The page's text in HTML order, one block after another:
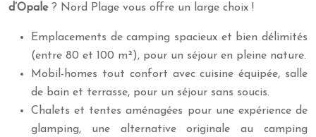
d’Opale ? Nord Plage vous offre un large choix !
Emplacements de camping spacieux et bien délimités
(entre 80 et 100 m²), pour un séjour en pleine nature.
Mobil-homes tout confort avec cuisine équipée, salle
de bain et terrasse, pour un séjour sans soucis.
Chalets et tentes aménagées pour une expérience de
glamping, une alternative originale au camping